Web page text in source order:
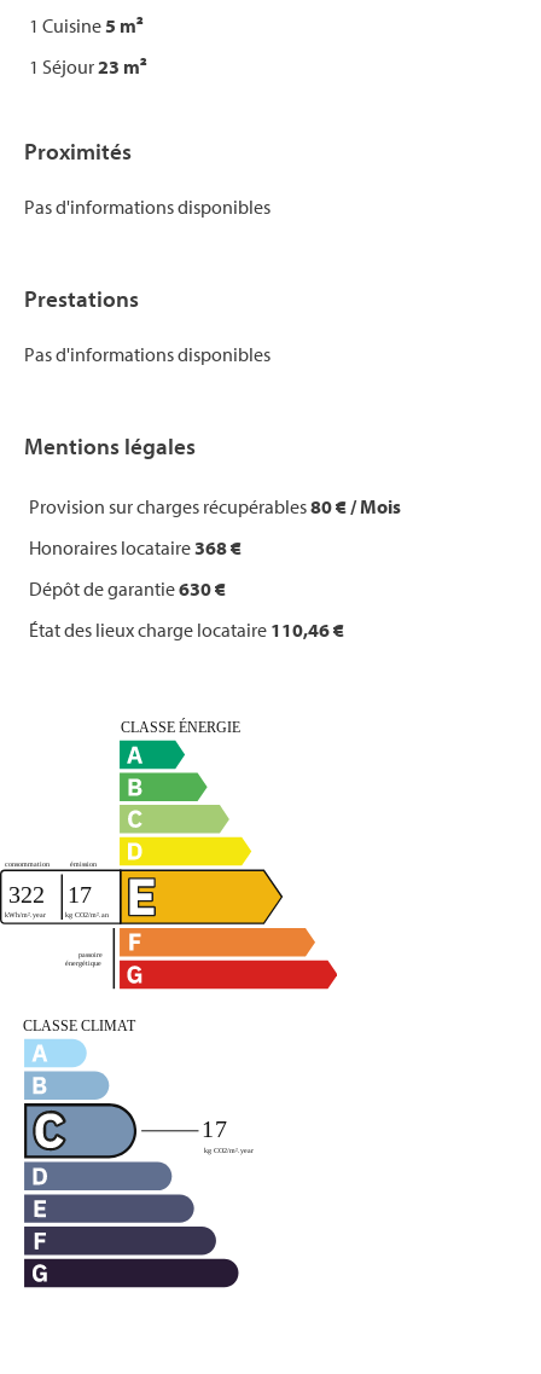
1 Cuisine5 m²
1 Séjour23 m²
Proximités
Pas d'informations disponibles
Prestations
Pas d'informations disponibles
Mentions légales
Provision sur charges récupérables80 € / Mois
Honoraires locataire368 €
Dépôt de garantie630 €
État des lieux charge locataire 110,46 €